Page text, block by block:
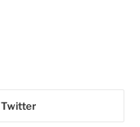
Twitter